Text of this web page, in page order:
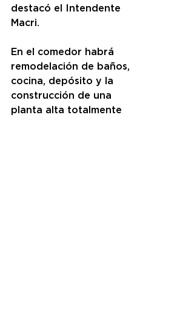
destacó el Intendente
Macri.
En el comedor habrá
remodelación de baños,
cocina, depósito y la
construcción de una
planta alta totalmente